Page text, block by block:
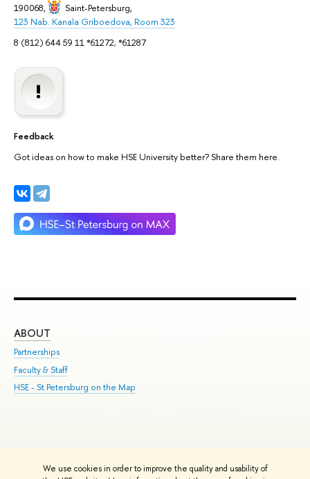
We use cookies in order to improve the quality and usability of
190068, Saint-Petersburg,
123 Nab. Kanala Griboedova, Room 323
8 (812) 644 59 11 *61272; *61287
Feedback
Got ideas on how to make HSE University better? Share them here.
ABOUT
Partnerships
Faculty & Staff
HSE - St.Petersburg on the Map